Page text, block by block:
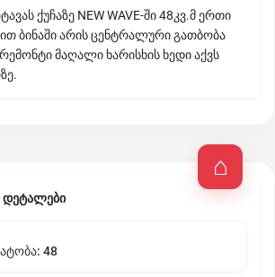
ქუჩაზე NEW WAVE-ში 48კვ.მ ერთი
ბინაში არის ცენტრალური გათბობა
მაღალი ხარისხის ხედი აქვს
დეტალები
48